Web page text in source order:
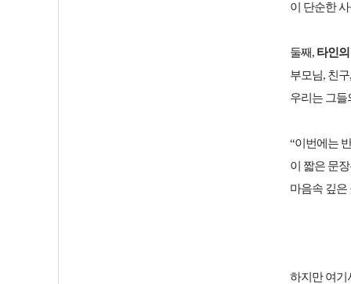
이 단순한
둘째, 타인
부모님, 친
우리는 그
“이번에는
이 짧은 문
마음속 깊은
하지만 여기